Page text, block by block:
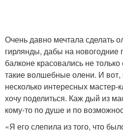
Очень давно мечтала сделать
гирлянды, дабы на новогодние
балконе красовались не
такие волшебные олени. И вот,
несколько интересных мастер-
хочу поделиться. Каж дый из
кому-то по душе и по
«Я его слепила из того, что